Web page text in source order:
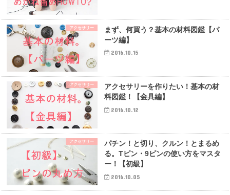
アクセサリー
まず、何買う？基本の材料図鑑【パ
ーツ編】
2016.10.15
アクセサリー
アクセサリーを作りたい！基本の材
料図鑑！【金具編】
2016.10.12
アクセサリー
パチン！と切り、クルン！とまるめ
る。Tピン・9ピンの使い方をマスタ
ー！【初級】
2016.10.05